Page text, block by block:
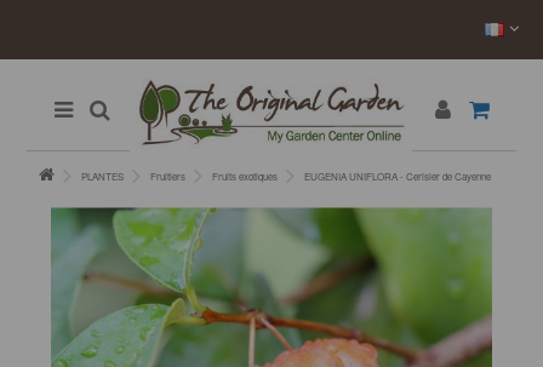
PLANTES Fruitiers Fruits exotiques EUGENIA UNIFLORA - Cerisier de Cayenne